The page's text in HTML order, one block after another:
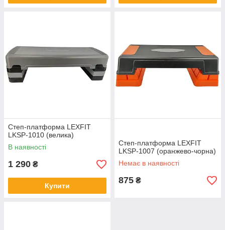
Степ-платформа LEXFIT
LKSP-1010 (велика)
В наявності
1 290 ₴
Купити
Степ-платформа LEXFIT
LKSP-1007 (оранжево-чорна)
Немає в наявності
875 ₴